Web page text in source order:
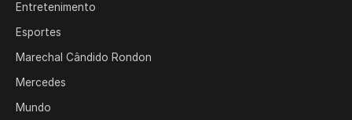
Entretenimento
Esportes
Marechal Cândido Rondon
Mercedes
Mundo